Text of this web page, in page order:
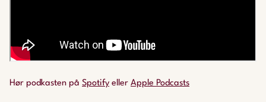
Hør podkasten på Spotify eller Apple Podcasts